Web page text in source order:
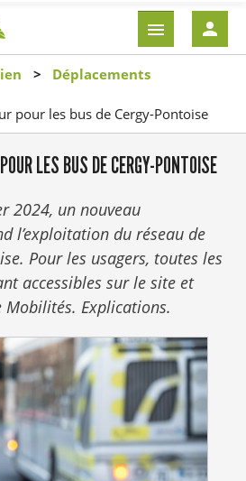
contenu
principal
EN-
TÊTE
Déplacements
pour les bus de Cergy-Pontoise
LES BUS DE CERGY-PONTOISE
2024, un nouveau
l’exploitation du réseau de
Pour les usagers, toutes les
accessibles sur le site et
Mobilités. Explications.